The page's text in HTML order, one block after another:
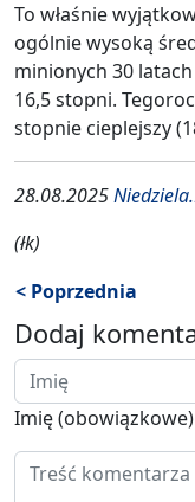
To właśnie
ogólnie wysoką
minionych 30
16,5 stopni.
stopnie cieplejszy
28.08.2025
(łk)
< Poprzednia
Dodaj
Imię (obowiązkowe)